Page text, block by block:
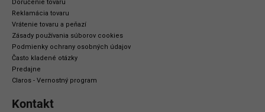
Doručenie tovaru
Reklamácia tovaru
Vrátenie tovaru a peňazí
Zásady používania súborov cookies
Podmienky ochrany osobných údajov
Často kladené otázky
Predajne
Claros - Vernostný program
Kontakt